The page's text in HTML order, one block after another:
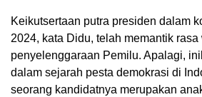
Keikutsertaan putra presiden dalam
2024, kata Didu, telah memantik
penyelenggaraan Pemilu. Apalagi,
dalam sejarah pesta demokrasi di
seorang kandidatnya merupakan